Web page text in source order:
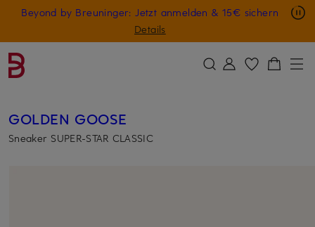
ZUM HAUPTINHALT ÜBERSPRINGEN
Beyond by Breuninger: Jetzt anmelden & 15€ sichern
Details
Nur in der App: -10 € auf digitale Geschenkkarten
GESCHENK20
GOLDEN GOOSE
Sneaker SUPER-STAR CLASSIC